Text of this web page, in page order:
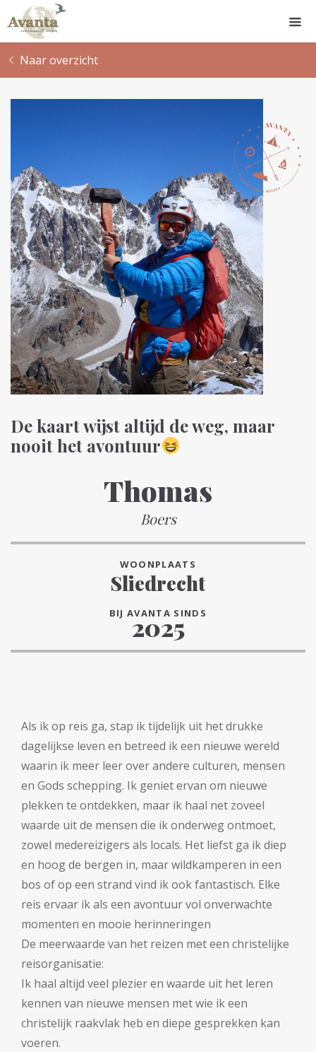
Naar overzicht
De kaart wijst altijd de weg, maar
nooit het avontuur
Thomas
Boers
WOONPLAATS
Sliedrecht
BIJ AVANTA SINDS
2025
Als ik op reis ga, stap ik tijdelijk uit het drukke
dagelijkse leven en betreed ik een nieuwe wereld
waarin ik meer leer over andere culturen, mensen
en Gods schepping. Ik geniet ervan om nieuwe
plekken te ontdekken, maar ik haal net zoveel
waarde uit de mensen die ik onderweg ontmoet,
zowel medereizigers als locals. Het liefst ga ik diep
en hoog de bergen in, maar wildkamperen in een
bos of op een strand vind ik ook fantastisch. Elke
reis ervaar ik als een avontuur vol onverwachte
momenten en mooie herinneringen
De meerwaarde van het reizen met een christelijke
reisorganisatie:
Ik haal altijd veel plezier en waarde uit het leren
kennen van nieuwe mensen met wie ik een
christelijk raakvlak heb en diepe gesprekken kan
voeren.